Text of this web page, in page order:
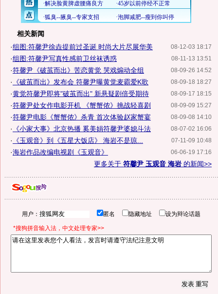
相关新闻
08-12-03 18:17
·组图:符馨尹徐垚提前过圣诞 时尚大片尽展华美
08-11-13 13:51
·组图:符馨尹写真性感前卫丝袜诱惑
08-09-26 14:52
·符馨尹《破茧而出》苦恋黄觉 哭戏煽动全组
08-09-18 18:27
· 《破茧而出》发布会 符馨尹曝黄觉麦霸爱K歌
08-09-17 18:15
·黄觉符馨尹即将"破茧而出" 新悬疑剧倍受期待
08-09-09 15:27
·符馨尹处女作电影开机 《蟹蟹侬》挑战轻喜剧
08-09-08 14:10
·符馨尹电影《蟹蟹侬》杀青 首次体验赵家蟹宴
08-07-02 16:06
· 《小家大事》北京热播 奚美娟符馨尹婆媳斗法
07-11-09 10:48
· 《玉观音》到《五星大饭店》 海岩不是琼...
06-06-19 17:16
·海岩作品改编电视剧《玉观音》
更多关于 符馨尹 玉观音 海岩 的新闻>>
用户： 匿名 隐藏地址 设为辩论话题
*搜狗拼音输入法，中文处理专家>>